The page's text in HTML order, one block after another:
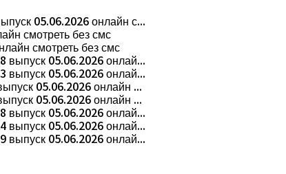
05.06.2026 онлайн с...
смотреть без смс
смотреть без смс
выпуск 05.06.2026 онлай...
выпуск 05.06.2026 онлай...
05.06.2026 онлайн ...
05.06.2026 онлайн ...
выпуск 05.06.2026 онлай...
выпуск 05.06.2026 онлай...
выпуск 05.06.2026 онлай...